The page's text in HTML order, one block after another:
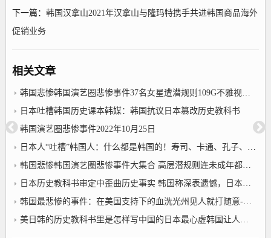
下一篇： 韩国汉拿山2021年汉拿山与隆玛特携手共进韩国商品海外
促销业务
相关文章
韩国悲惨韩国演艺圈悲惨事件37名女星遭潜规则109G不雅视频传出
日本吐槽韩国历史课本韩媒：韩国抗议日本篡改历史教科书
韩国演艺圈悲惨事件2022年10月25日
日本人“吐槽”韩国人：什么都是韩国的！寿司、卡通、孔子、汉子2022/10/25日本吐槽韩国历史课本
韩国悲惨韩国演艺圈悲惨事件大集合 高层潜规则连未成年都不放过
日本历史教科书审定中歪曲历史事实 韩国称深表遗憾，日本吐槽韩国历史课本
韩国最悲惨的事件：在美国支持下的血洗光州见人就打随意-韩国悲惨
美日韩的历史教科书里是怎样写中国的日本最心虚韩国让人无语2022年10月25日